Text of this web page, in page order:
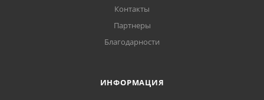
Контакты
Партнеры
Благодарности
ИНФОРМАЦИЯ